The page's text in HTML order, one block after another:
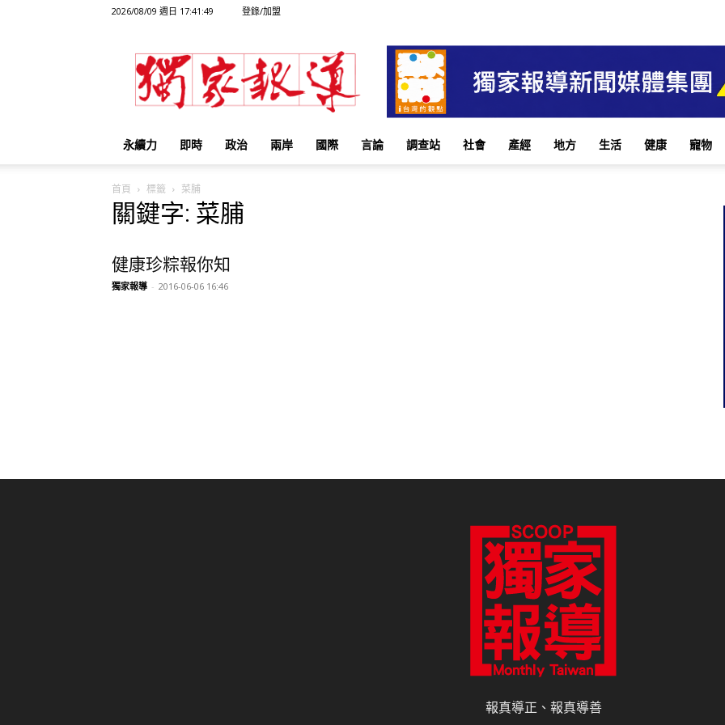
2026/08/09 週日 17:41:49 登錄/加盟
獨
家
報
永續力 即時 政治 兩岸 國際 言論 調查站 社會 產經 地方 生活 健康 寵物
首頁 標籤 菜脯
關鍵字: 菜脯
健康珍粽報你知
獨家報導 - 2016-06-06 16:46
報真導正、報真導善